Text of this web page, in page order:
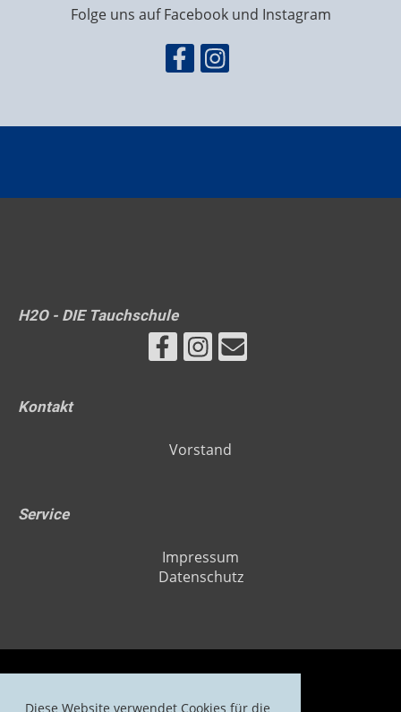
Diese Website verwendet Cookies für die
Folge uns auf Facebook und Instagram
H2O - DIE Tauchschule
Kontakt
Vorstand
Service
Impressum
Datenschutz